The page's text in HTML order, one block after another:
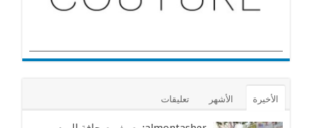
الأخيرة الأشهر تعليقات